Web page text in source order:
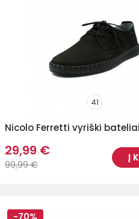
41
Nicolo Ferretti vyriški bateliai
29,99 €
99,99 €
Į